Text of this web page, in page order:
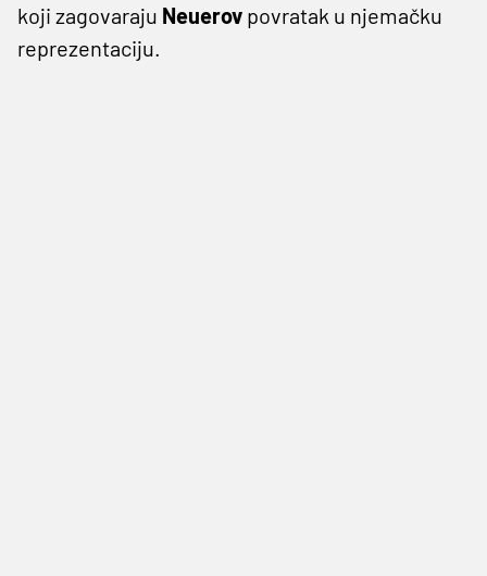
koji zagovaraju Neuerov povratak u njemačku
reprezentaciju.